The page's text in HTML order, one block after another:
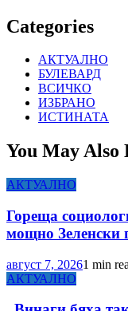
Categories
АКТУАЛНО
БУЛЕВАРД
ВСИЧКО
ИЗБРАНО
ИСТИНАТА
You May Also
АКТУАЛНО
Гореща
мощно Зеленски
август 7, 20261 min
АКТУАЛНО